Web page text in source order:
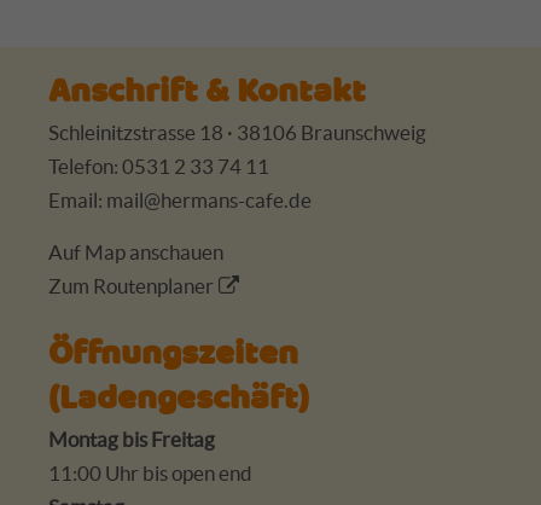
Anschrift & Kontakt
Schleinitzstrasse 18 · 38106 Braunschweig
Telefon: 0531 2 33 74 11
Email: mail@hermans-cafe.de
Auf Map anschauen
Zum Routenplaner
Öffnungszeiten
(Ladengeschäft)
Montag bis Freitag
11:00 Uhr bis open end